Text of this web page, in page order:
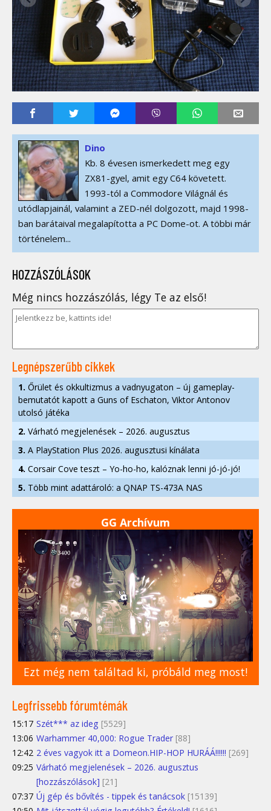
Dino
Kb. 8 évesen ismerkedett meg egy
ZX81-gyel, amit egy C64 követett.
1993-tól a Commodore Világnál és
utódlapjainál, valamint a ZED-nél dolgozott, majd 1998-
ban barátaival megalapította a PC Dome-ot. A többi már
történelem...
HOZZÁSZÓLÁSOK
Még nincs hozzászólás, légy Te az első!
Legnépszerűbb cikkek
1. Őrület és okkultizmus a vadnyugaton – új gameplay-
bemutatót kapott a Guns of Eschaton, Viktor Antonov
utolsó játéka
2. Várható megjelenések – 2026. augusztus
3. A PlayStation Plus 2026. augusztusi kínálata
4. Corsair Cove teszt – Yo-ho-ho, kalóznak lenni jó-jó-jó!
5. Több mint adattároló: a QNAP TS-473A NAS
GG Archívum
Ezt még nem találtad ki, próbáld meg most!
Legfrissebb fórumtémák
15:17 Szét*** az ideg [5529]
13:06 Warhammer 40,000: Rogue Trader [88]
12:42 2 éves vagyok itt a Domeon.HIP-HOP HURÁÁ!!!!!! [269]
09:25 Várható megjelenések – 2026. augusztus
[hozzászólások] [21]
07:37 Új gép és bővítés - tippek és tanácsok [15139]